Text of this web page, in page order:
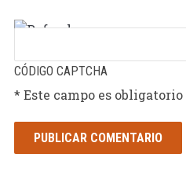
CÓDIGO CAPTCHA
* Este campo es obligatorio